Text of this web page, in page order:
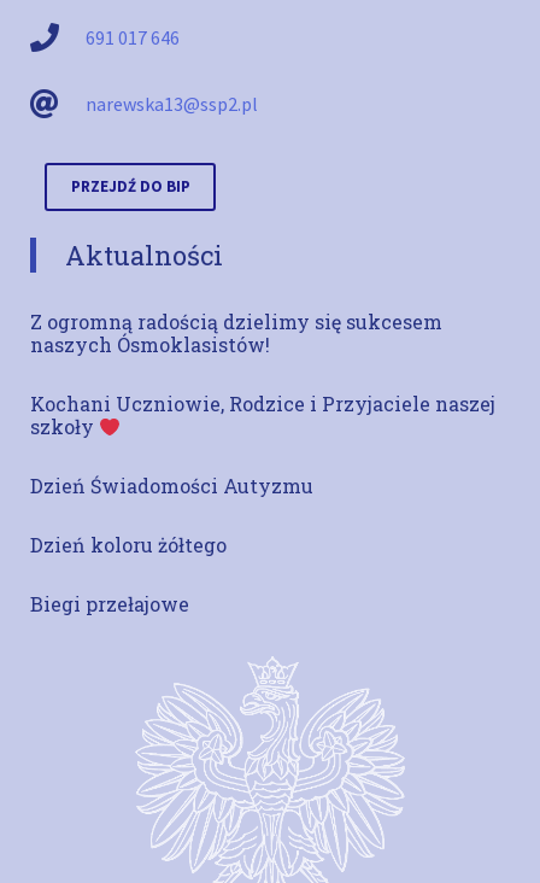
691 017 646
narewska13@ssp2.pl
PRZEJDŹ DO BIP
Aktualności
Z ogromną radością dzielimy się sukcesem
naszych Ósmoklasistów!
Kochani Uczniowie, Rodzice i Przyjaciele naszej
szkoły
Dzień Świadomości Autyzmu
Dzień koloru żółtego
Biegi przełajowe